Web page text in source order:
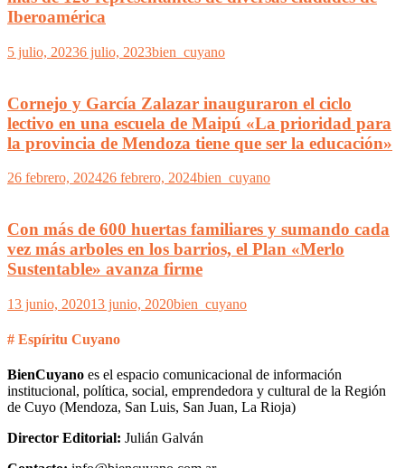
Iberoamérica
5 julio, 20236 julio, 2023bien_cuyano
Cornejo y García Zalazar inauguraron el ciclo
lectivo en una escuela de Maipú «La prioridad para
la provincia de Mendoza tiene que ser la educación»
26 febrero, 202426 febrero, 2024bien_cuyano
Con más de 600 huertas familiares y sumando cada
vez más arboles en los barrios, el Plan «Merlo
Sustentable» avanza firme
13 junio, 202013 junio, 2020bien_cuyano
# Espíritu Cuyano
BienCuyano es el espacio comunicacional de información
institucional, política, social, emprendedora y cultural de la Región
de Cuyo (Mendoza, San Luis, San Juan, La Rioja)
Director Editorial: Julián Galván